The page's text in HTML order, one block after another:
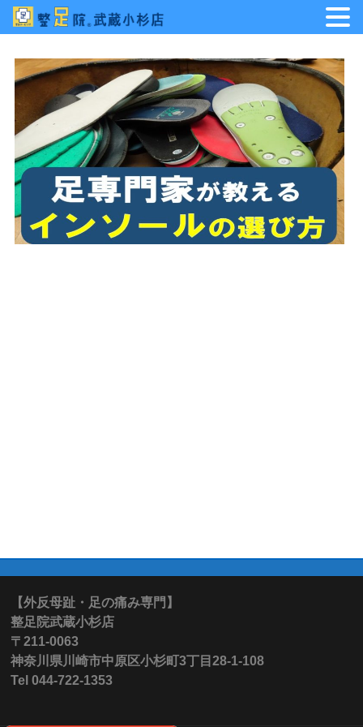
【外反母趾・足の痛み専門】
整足院武蔵小杉店
〒211-0063
神奈川県川崎市中原区小杉町3丁目28-1-108
Tel 044-722-1353